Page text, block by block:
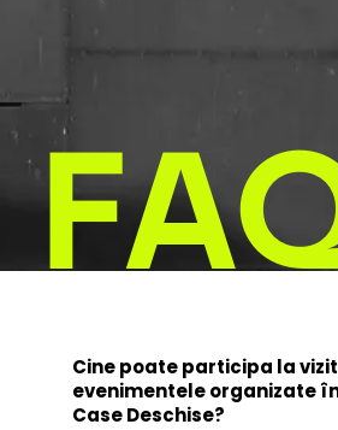
Cine poate participa la
evenimentele organizate
Case Deschise?